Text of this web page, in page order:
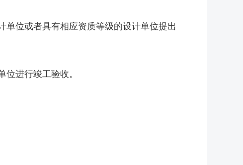
位或者具有相应资质等级的设计单位提出
进行竣工验收。